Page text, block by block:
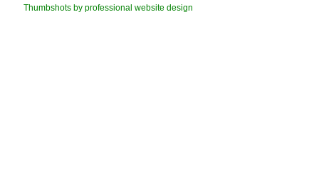
Thumbshots by professional website design